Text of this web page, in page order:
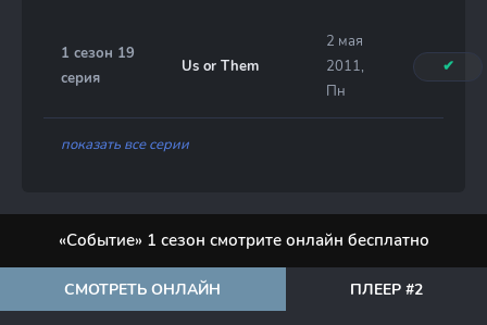
1 сезон 19
серия
Us or Them
2 мая
2011,
Пн
✔
показать все серии
«Событие» 1 сезон смотрите онлайн бесплатно
СМОТРЕТЬ ОНЛАЙН ПЛЕЕР #2